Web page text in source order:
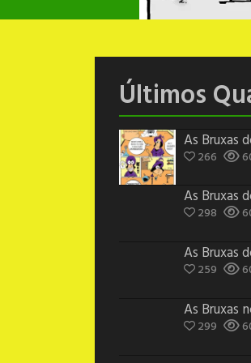
Últimos
As Bruxas
266
As Bruxas
298
As Bruxas
259
As Bruxas
299